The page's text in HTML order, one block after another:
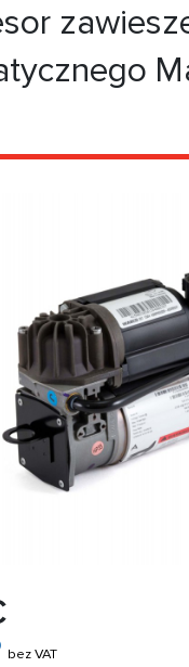
bez VAT